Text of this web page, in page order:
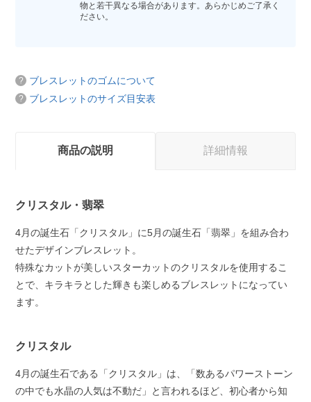
物と若干異なる場合があります。あらかじめご了承く
ださい。
ブレスレットのゴムについて
ブレスレットのサイズ目安表
商品の説明 詳細情報
クリスタル・翡翠
4月の誕生石「クリスタル」に5月の誕生石「翡翠」を組み合わ
せたデザインブレスレット。
特殊なカットが美しいスターカットのクリスタルを使用するこ
とで、キラキラとした輝きも楽しめるブレスレットになってい
ます。
クリスタル
4月の誕生石である「クリスタル」は、「数あるパワーストーン
の中でも水晶の人気は不動だ」と言われるほど、初心者から知